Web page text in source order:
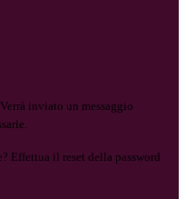
Verrà inviato un messaggio
Effettua il reset della password